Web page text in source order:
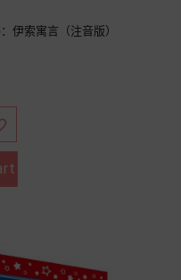
伊索寓言（注音版）